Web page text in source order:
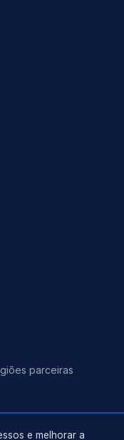
parceiras
e melhorar a